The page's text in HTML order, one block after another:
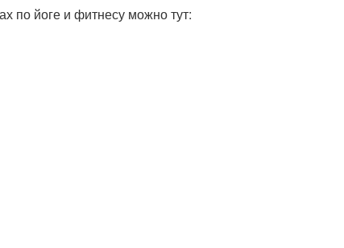
по йоге и фитнесу можно тут: